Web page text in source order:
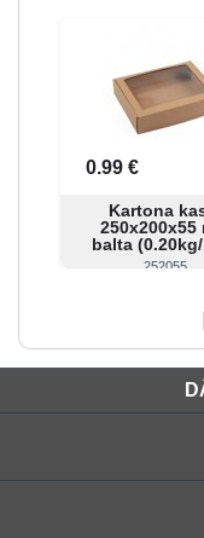
0.99 €
Kartona
250x200x55
balta
252055